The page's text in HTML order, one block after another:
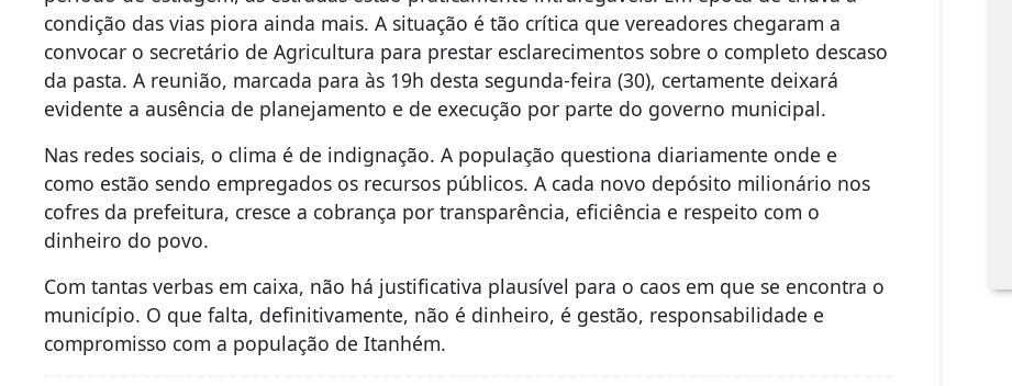
condição das vias piora ainda mais. A situação é tão crítica que vereadores chegaram a
convocar o secretário de Agricultura para prestar esclarecimentos sobre o completo descaso
da pasta. A reunião, marcada para às 19h desta segunda-feira (30), certamente deixará
evidente a ausência de planejamento e de execução por parte do governo municipal.
Nas redes sociais, o clima é de indignação. A população questiona diariamente onde e
como estão sendo empregados os recursos públicos. A cada novo depósito milionário nos
cofres da prefeitura, cresce a cobrança por transparência, eficiência e respeito com o
dinheiro do povo.
Com tantas verbas em caixa, não há justificativa plausível para o caos em que se encontra o
município. O que falta, definitivamente, não é dinheiro, é gestão, responsabilidade e
compromisso com a população de Itanhém.